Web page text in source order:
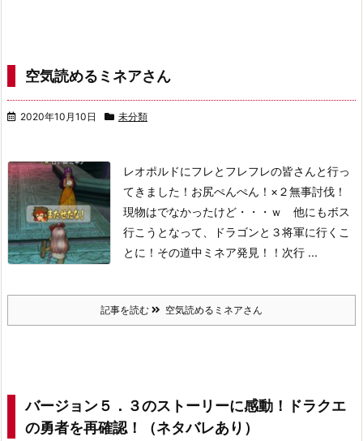
空気読めるミネアさん
2020年10月10日 未分類
レオポルドにフレとフレフレの皆さんと行っ
てきました！ お尻ぺんぺん！×２無事討伐！
現物はでなかったけど・・・ｗ 他にもボス
行こうとなって、
ドラゴンと３将軍に行くこ
とに！その道中ミネア発見！！ 次行 ...
記事を読む 空気読めるミネアさん
バージョン５．３のストーリーに感動！ドラクエ
の勇者を再確認！（ネタバレあり）